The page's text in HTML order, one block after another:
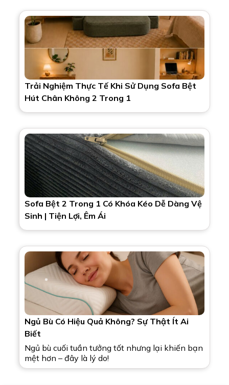
Trải Nghiệm Thực Tế Khi Sử Dụng Sofa Bệt
Hút Chân Không 2 Trong 1
Sofa Bệt 2 Trong 1 Có Khóa Kéo Dễ Dàng Vệ
Sinh | Tiện Lợi, Êm Ái
Ngủ Bù Có Hiệu Quả Không? Sự Thật Ít Ai
Biết
Ngủ bù cuối tuần tưởng tốt nhưng lại khiến bạn
mệt hơn – đây là lý do!